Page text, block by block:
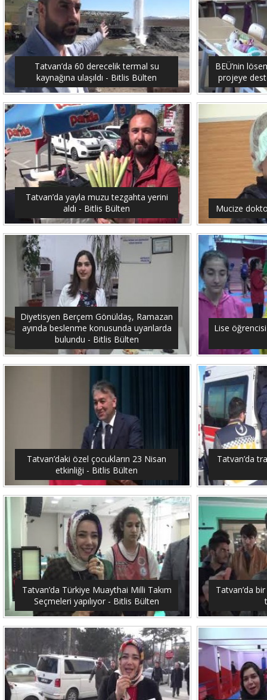
Tatvan’da 60 derecelik termal su
kaynağına ulaşıldı - Bitlis Bülten
BEÜ’nin
projeye
Tatvan’da yayla muzu tezgahta yerini
aldı - Bitlis Bülten
Mucize
Diyetisyen Berçem Gönüldaş, Ramazan
ayında beslenme konusunda uyarılarda
bulundu - Bitlis Bülten
Lise
Tatvan’daki özel çocukların 23 Nisan
etkinliği - Bitlis Bülten
Tatvan’da
Tatvan’da Türkiye Muaythai Milli Takım
Seçmeleri yapılıyor - Bitlis Bülten
Tatvan’da